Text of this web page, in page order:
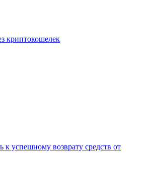
криптокошелек
к успешному возврату средств от